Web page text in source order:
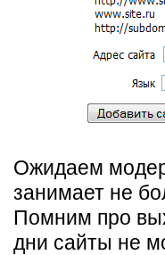
Ожидаем
занимает не
Помним про
дни сайты не